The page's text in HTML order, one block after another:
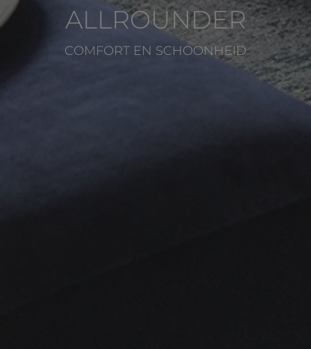
ALLROUNDER
COMFORT EN SCHOONHEID